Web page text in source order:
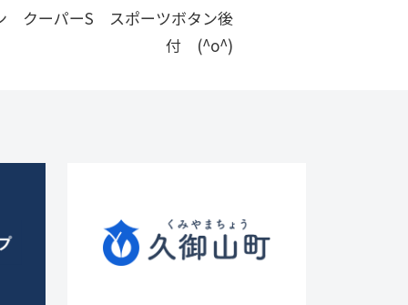
クーパーS スポーツボタン後
付 (^o^)